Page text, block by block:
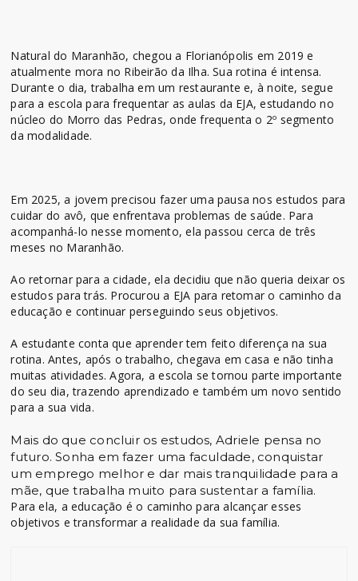
Natural do Maranhão, chegou a Florianópolis em 2019 e
atualmente mora no Ribeirão da Ilha. Sua rotina é intensa.
Durante o dia, trabalha em um restaurante e, à noite, segue
para a escola para frequentar as aulas da EJA, estudando no
núcleo do Morro das Pedras, onde frequenta o 2º segmento
da modalidade.
Em 2025, a jovem precisou fazer uma pausa nos estudos para
cuidar do avô, que enfrentava problemas de saúde. Para
acompanhá-lo nesse momento, ela passou cerca de três
meses no Maranhão.
Ao retornar para a cidade, ela decidiu que não queria deixar os
estudos para trás. Procurou a EJA para retomar o caminho da
educação e continuar perseguindo seus objetivos.
A estudante conta que aprender tem feito diferença na sua
rotina. Antes, após o trabalho, chegava em casa e não tinha
muitas atividades. Agora, a escola se tornou parte importante
do seu dia, trazendo aprendizado e também um novo sentido
para a sua vida.
Mais do que concluir os estudos, Adriele pensa no
futuro. Sonha em fazer uma faculdade, conquistar
um emprego melhor e dar mais tranquilidade para a
mãe, que trabalha muito para sustentar a família.
Para ela, a educação é o caminho para alcançar esses
objetivos e transformar a realidade da sua família.